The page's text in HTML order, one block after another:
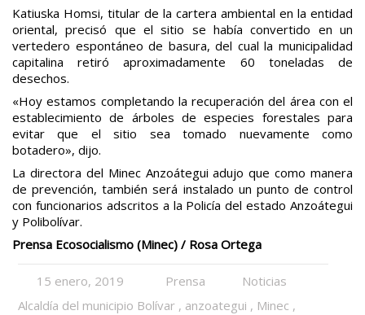
Katiuska Homsi, titular de la cartera ambiental en la entidad
oriental, precisó que el sitio se había convertido en un
vertedero espontáneo de basura, del cual la municipalidad
capitalina retiró aproximadamente 60 toneladas de
desechos.
«Hoy estamos completando la recuperación del área con el
establecimiento de árboles de especies forestales para
evitar que el sitio sea tomado nuevamente como
botadero», dijo.
La directora del Minec Anzoátegui adujo que como manera
de prevención, también será instalado un punto de control
con funcionarios adscritos a la Policía del estado Anzoátegui
y Polibolívar.
Prensa Ecosocialismo (Minec) / Rosa Ortega
15 enero, 2019 Prensa
Noticias
Alcaldía del municipio Bolívar , anzoategui , Minec ,